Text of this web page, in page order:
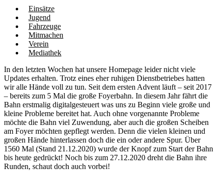
Einsätze
Jugend
Fahrzeuge
Mitmachen
Verein
Mediathek
In den letzten Wochen hat unsere Homepage leider nicht viele
Updates erhalten. Trotz eines eher ruhigen Dienstbetriebes hatten
wir alle Hände voll zu tun. Seit dem ersten Advent läuft – seit 2017
– bereits zum 5 Mal die große Foyerbahn. In diesem Jahr fährt die
Bahn erstmalig digitalgesteuert was uns zu Beginn viele große und
kleine Probleme bereitet hat. Auch ohne vorgenannte Probleme
möchte die Bahn viel Zuwendung, aber auch die großen Scheiben
am Foyer möchten gepflegt werden. Denn die vielen kleinen und
großen Hände hinterlassen doch die ein oder andere Spur. Über
1560 Mal (Stand 21.12.2020) wurde der Knopf zum Start der Bahn
bis heute gedrückt! Noch bis zum 27.12.2020 dreht die Bahn ihre
Runden, schaut doch auch vorbei!